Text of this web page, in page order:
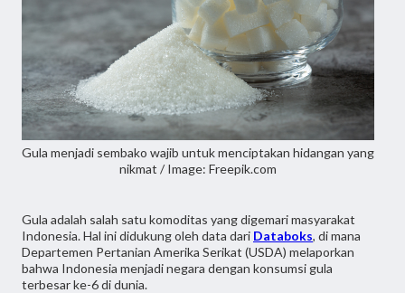
Gula menjadi sembako wajib untuk menciptakan hidangan yang
nikmat / Image: Freepik.com
Gula adalah salah satu komoditas yang digemari masyarakat
Indonesia. Hal ini didukung oleh data dari Databoks, di mana
Departemen Pertanian Amerika Serikat (USDA) melaporkan
bahwa Indonesia menjadi negara dengan konsumsi gula
terbesar ke-6 di dunia.